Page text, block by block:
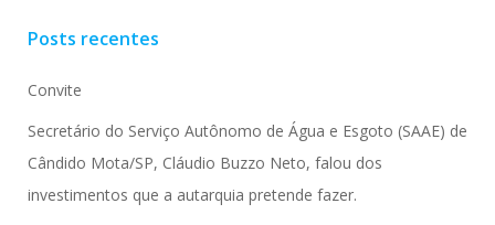
Posts recentes
Convite
Secretário do Serviço Autônomo de Água e Esgoto (SAAE) de
Cândido Mota/SP, Cláudio Buzzo Neto, falou dos
investimentos que a autarquia pretende fazer.